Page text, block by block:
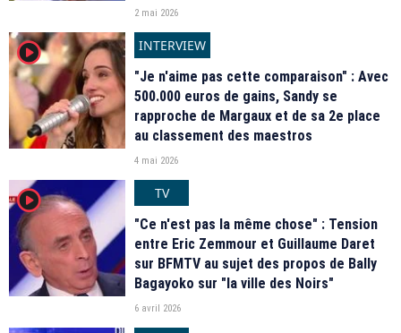
2 mai 2026
player2
INTERVIEW
"Je n'aime pas cette comparaison" : Avec
500.000 euros de gains, Sandy se
rapproche de Margaux et de sa 2e place
au classement des maestros
4 mai 2026
player2
TV
"Ce n'est pas la même chose" : Tension
entre Eric Zemmour et Guillaume Daret
sur BFMTV au sujet des propos de Bally
Bagayoko sur "la ville des Noirs"
6 avril 2026